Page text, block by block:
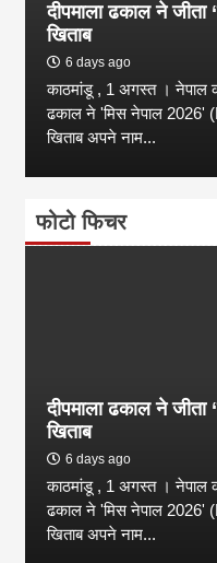
दीपमाला ढकाल ने जीता
खिताब
6 days ago
काठमांडू , 1 अगस्त । नेपाल
ढकाल ने 'मिस नेपाल 2026'
खिताब अपने नाम...
फोटो फिचर
दीपमाला ढकाल ने जीता
खिताब
6 days ago
काठमांडू , 1 अगस्त । नेपाल
ढकाल ने 'मिस नेपाल 2026'
खिताब अपने नाम...